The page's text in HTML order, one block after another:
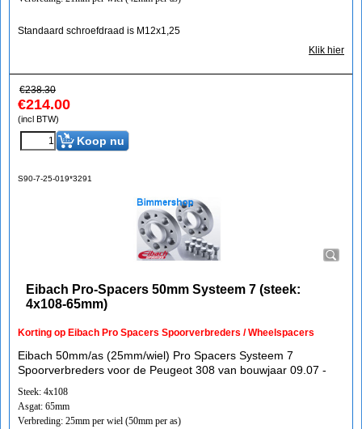
Standaard schroefdraad is M12x1,25
Klik hier
€238.30
€214.00
(incl BTW)
Koop nu
S90-7-25-019*3291
Eibach Pro-Spacers 50mm Systeem 7 (steek:
4x108-65mm)
Korting op Eibach Pro Spacers Spoorverbreders / Wheelspacers
Eibach 50mm/as (25mm/wiel) Pro Spacers Systeem 7
Spoorverbreders voor de Peugeot 308 van bouwjaar 09.07 -
Steek: 4x108
Asgat: 65mm
Verbreding: 25mm per wiel (50mm per as)